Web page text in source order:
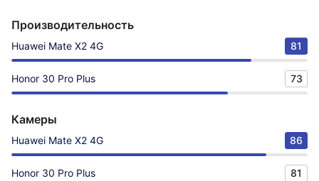
Производительность
Huawei Mate X2 4G 81
Honor 30 Pro Plus 73
Камеры
Huawei Mate X2 4G 86
Honor 30 Pro Plus 81